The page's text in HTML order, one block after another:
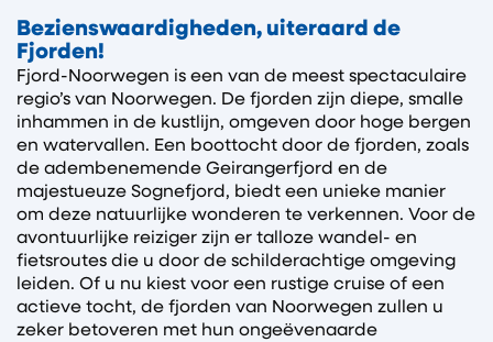
Bezienswaardigheden, uiteraard de
Fjorden!
Fjord-Noorwegen is een van de meest spectaculaire
regio’s van Noorwegen. De fjorden zijn diepe, smalle
inhammen in de kustlijn, omgeven door hoge bergen
en watervallen. Een boottocht door de fjorden, zoals
de adembenemende Geirangerfjord en de
majestueuze Sognefjord, biedt een unieke manier
om deze natuurlijke wonderen te verkennen. Voor de
avontuurlijke reiziger zijn er talloze wandel- en
fietsroutes die u door de schilderachtige omgeving
leiden. Of u nu kiest voor een rustige cruise of een
actieve tocht, de fjorden van Noorwegen zullen u
zeker betoveren met hun ongeëvenaarde